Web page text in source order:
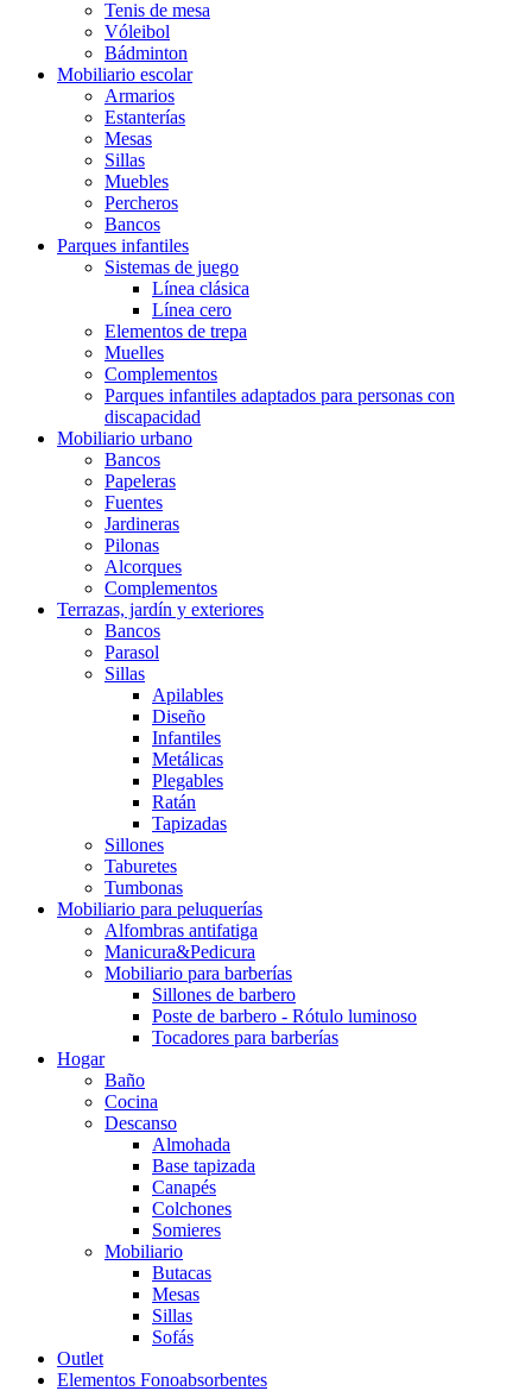
Tenis de mesa
Vóleibol
Bádminton
Mobiliario escolar
Armarios
Estanterías
Mesas
Sillas
Muebles
Percheros
Bancos
Parques infantiles
Sistemas de juego
Línea clásica
Línea cero
Elementos de trepa
Muelles
Complementos
Parques infantiles adaptados para personas con
discapacidad
Mobiliario urbano
Bancos
Papeleras
Fuentes
Jardineras
Pilonas
Alcorques
Complementos
Terrazas, jardín y exteriores
Bancos
Parasol
Sillas
Apilables
Diseño
Infantiles
Metálicas
Plegables
Ratán
Tapizadas
Sillones
Taburetes
Tumbonas
Mobiliario para peluquerías
Alfombras antifatiga
Manicura&Pedicura
Mobiliario para barberías
Sillones de barbero
Poste de barbero - Rótulo luminoso
Tocadores para barberías
Hogar
Baño
Cocina
Descanso
Almohada
Base tapizada
Canapés
Colchones
Somieres
Mobiliario
Butacas
Mesas
Sillas
Sofás
Outlet
Elementos Fonoabsorbentes